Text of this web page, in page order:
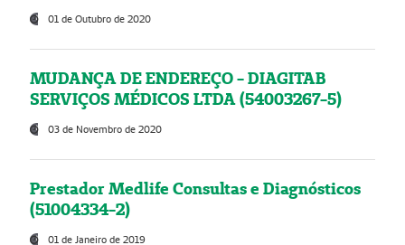
01 de Outubro de 2020
MUDANÇA DE ENDEREÇO - DIAGITAB
SERVIÇOS MÉDICOS LTDA (54003267-5)
03 de Novembro de 2020
Prestador Medlife Consultas e Diagnósticos
(51004334-2)
01 de Janeiro de 2019